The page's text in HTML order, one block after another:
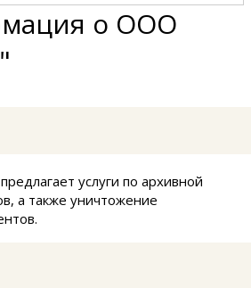
о ООО
услуги по архивной
а также уничтожение